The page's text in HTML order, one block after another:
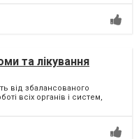
та лікування
від збалансованого
всіх органів і систем,